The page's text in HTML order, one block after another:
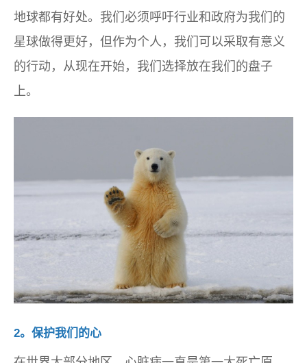
地球都有好处。我们必须呼吁行业和政府为我们的
星球做得更好，但作为个人，我们可以采取有意义
的行动，从现在开始，我们选择放在我们的盘子
上。
2。保护我们的心